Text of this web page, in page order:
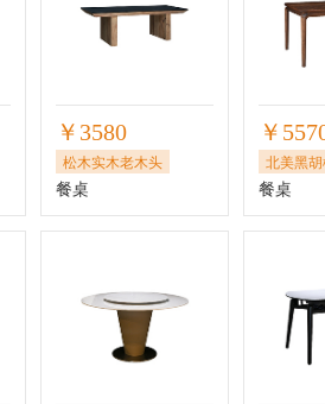
￥3580
松木实木老木头
餐桌
￥
北美黑
餐桌